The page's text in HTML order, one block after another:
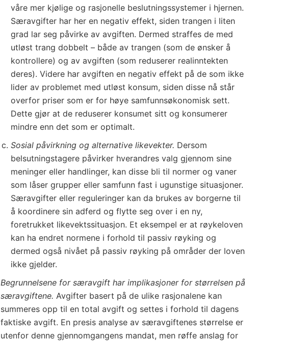
våre mer kjølige og rasjonelle beslutningssystemer i hjernen.
Særavgifter har her en negativ effekt, siden trangen i liten
grad lar seg påvirke av avgiften. Dermed straffes de med
utløst trang dobbelt – både av trangen (som de ønsker å
kontrollere) og av avgiften (som reduserer realinntekten
deres). Videre har avgiften en negativ effekt på de som ikke
lider av problemet med utløst konsum, siden disse nå står
overfor priser som er for høye samfunnsøkonomisk sett.
Dette gjør at de reduserer konsumet sitt og konsumerer
mindre enn det som er optimalt.
Sosial påvirkning og alternative likevekter. Dersom
belsutningstagere påvirker hverandres valg gjennom sine
meninger eller handlinger, kan disse bli til normer og vaner
som låser grupper eller samfunn fast i ugunstige situasjoner.
Særavgifter eller reguleringer kan da brukes av borgerne til
å koordinere sin adferd og flytte seg over i en ny,
foretrukket likevektssituasjon. Et eksempel er at røykeloven
kan ha endret normene i forhold til passiv røyking og
dermed også nivået på passiv røyking på områder der loven
ikke gjelder.
Begrunnelsene for særavgift har implikasjoner for størrelsen på
særavgiftene. Avgifter basert på de ulike rasjonalene kan
summeres opp til en total avgift og settes i forhold til dagens
faktiske avgift. En presis analyse av særavgiftenes størrelse er
utenfor denne gjennomgangens mandat, men røffe anslag for